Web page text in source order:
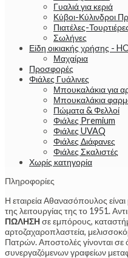
Γυαλιά για κεριά
Κύβοι-Κύλινδροι
Πιατέλες-
Σωλήνες
Είδη οικιακής χρήσης -
Μαχαίρια
Προσφορές
Φιάλες Γυάλινες
Μπουκαλάκια για
Μπουκαλάκια
Πώματα & Φελλοί
Φιάλες Premium
Φιάλες UVAQ
Φιάλες Διάφανες
Φιάλες Σκαλιστές
Χωρίς κατηγορία
Πληροφορίες
Η εταιρεία Αθανασόπουλος είναι
της λειτουργίας της το 1951.
ΠΩΛΗΣΗσε εμπόρους,
αρτοζαχαροπλαστεία,
Πατρών. Αποστολές γίνονται
συνεργαζόμενων γραφείων